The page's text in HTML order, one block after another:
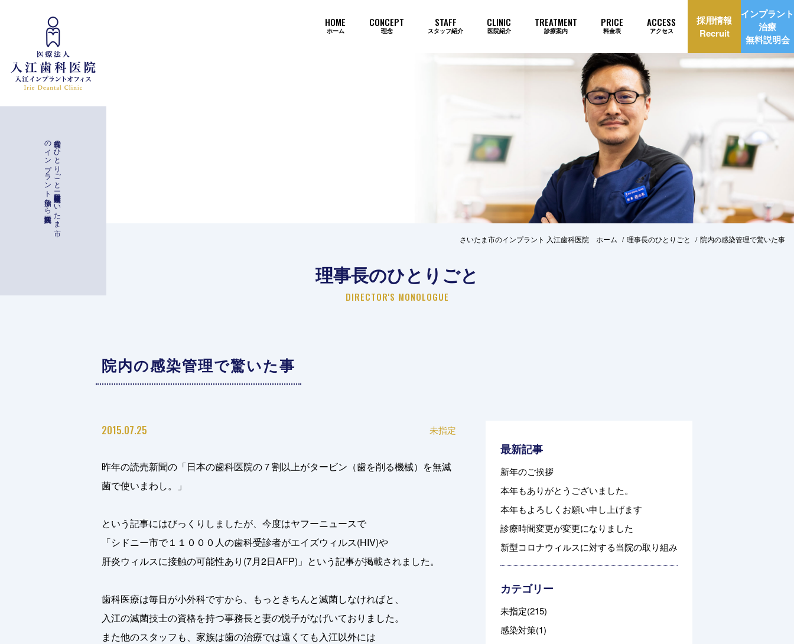
理事長の
ひ
と
り
ご
と
ー
与野駅徒歩二分
埼玉県さ
い
た
ま
市
の
イ
ン
プ
ラ
ン
ト
治療な
ら
入江歯科医院
HOME
ホーム
CONCEPT
理念
STAFF
スタッフ紹介
CLINIC
医院紹介
TREATMENT
診療案内
インプラント治療自動見積もり
PRICE
料金表
ACCESS
アクセス
採用情報
Recruit
インプラント
治療
無料説明会
さいたま市のインプラント 入江歯科医院 ホーム 理事長のひとりごと 院内の感染管理で驚いた事
理事長のひとりごと
DIRECTOR'S MONOLOGUE
院内の感染管理で驚いた事
2015.07.25 未指定
昨年の読売新聞の「日本の歯科医院の７割以上がタービン（歯を削る機械）を無滅
菌で使いまわし。」
という記事にはびっくりしましたが、今度はヤフーニュースで
「シドニー市で１１０００人の歯科受診者がエイズウィルス(HIV)や
肝炎ウィルスに接触の可能性あり(7月2日AFP)」という記事が掲載されました。
歯科医療は毎日が小外科ですから、もっときちんと滅菌しなければと、
入江の滅菌技士の資格を持つ事務長と妻の悦子がなげいておりました。
また他のスタッフも、家族は歯の治療では遠くても入江以外には
最新記事
新年のご挨拶
本年もありがとうございました。
本年もよろしくお願い申し上げます
診療時間変更が変更になりました
新型コロナウィルスに対する当院の取り組み
カテゴリー
未指定(215)
感染対策(1)